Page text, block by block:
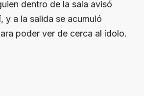
dentro de la sala avisó
y a la salida se acumuló
poder ver de cerca al ídolo.